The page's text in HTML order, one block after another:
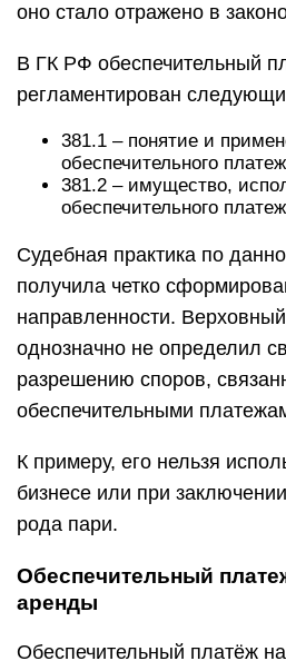
оно стало отражено в
В ГК РФ обеспечительный
регламентирован
381.1 – понятие и
обеспечительного
381.2 – имущество,
обеспечительного
Судебная практика по
получила четко
направленности.
однозначно не определил
разрешению споров,
обеспечительными
К примеру, его нельзя
бизнесе или при
рода пари.
Обеспечительный
аренды
Обеспечительный платёж